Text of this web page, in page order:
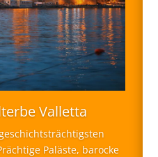
Valletta
Paläste, barocke